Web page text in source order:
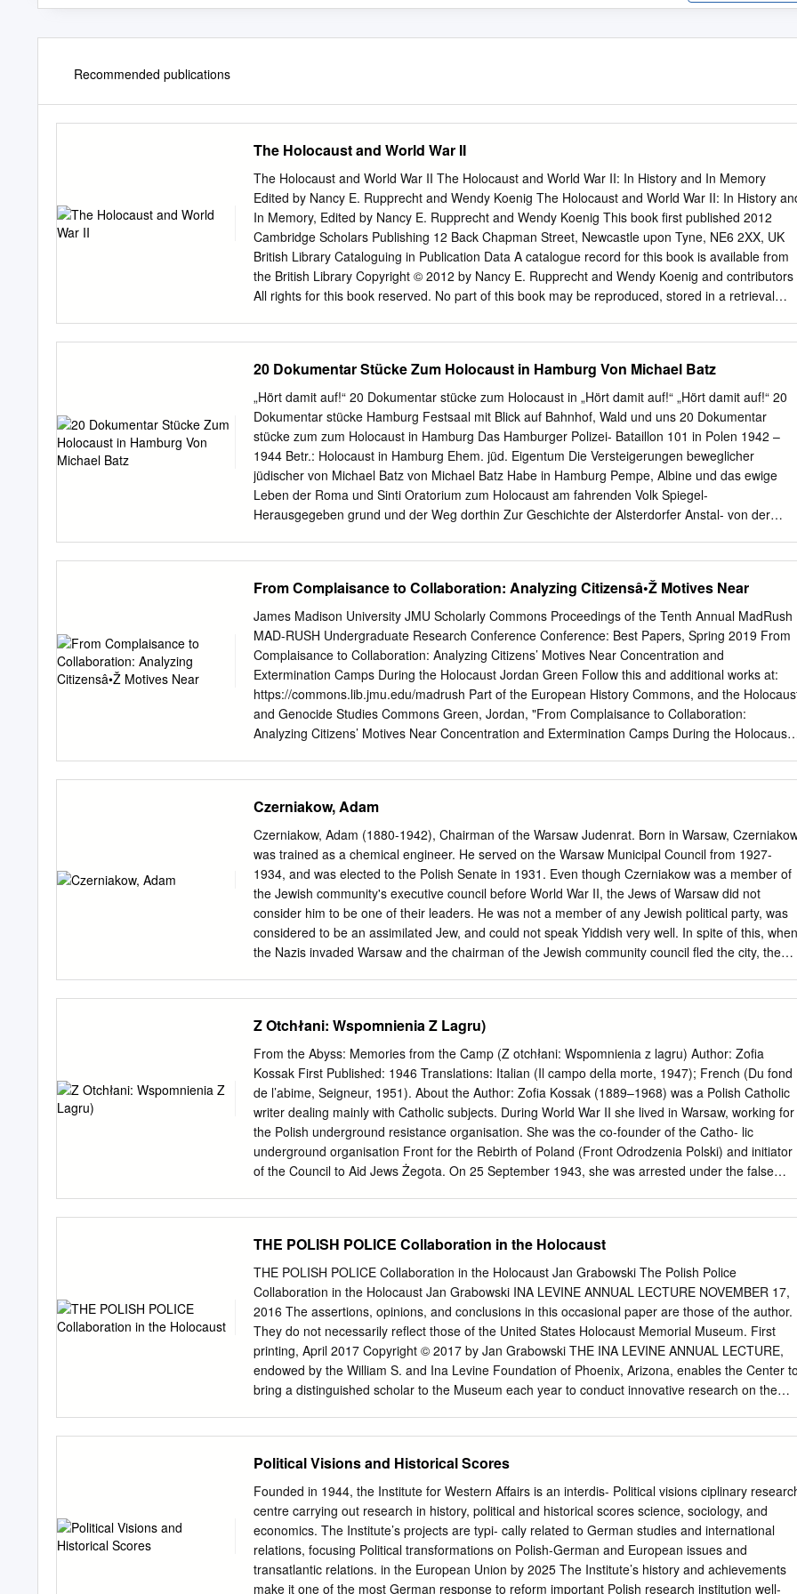
Recommended publications
The Holocaust and World War II
The Holocaust and World War II The Holocaust and World War II: In History and In Memory
Edited by Nancy E. Rupprecht and Wendy Koenig The Holocaust and World War II: In History
In Memory, Edited by Nancy E. Rupprecht and Wendy Koenig This book first published 2012
Cambridge Scholars Publishing 12 Back Chapman Street, Newcastle upon Tyne, NE6 2XX, UK
British Library Cataloguing in Publication Data A catalogue record for this book is available from
the British Library Copyright © 2012 by Nancy E. Rupprecht and Wendy Koenig and contributors
All rights for this book reserved. No part of this book may be reproduced, stored in a retrieval
One................................................................................................. 2 Introduction Nancy E.
Rupprecht and Wendy Koenig Part II: Brief Histories Chapter
Two.............................................................................................. 14 World War II: A Brief History
Gerhard L. Weinberg Chapter Three............................................................................................
43 The Holocaust: A Brief History Nancy E. Rupprecht Part III: History As It Was Lived Chapter
Four.............................................................................................. 76 Roosevelt,
20 Dokumentar Stücke Zum Holocaust in Hamburg Von Michael Batz
„Hört damit auf!“ 20 Dokumentar stücke zum Holocaust in „Hört damit auf!“ „Hört damit auf!“ 20
Dokumentar stücke Hamburg Festsaal mit Blick auf Bahnhof, Wald und uns 20 Dokumentar
stücke zum zum Holocaust in Hamburg Das Hamburger Polizei- Bataillon 101 in Polen 1942 –
1944 Betr.: Holocaust in Hamburg Ehem. jüd. Eigentum Die Versteigerungen beweglicher
jüdischer von Michael Batz von Michael Batz Habe in Hamburg Pempe, Albine und das ewige
Leben der Roma und Sinti Oratorium zum Holocaust am fahrenden Volk Spiegel-
Herausgegeben grund und der Weg dorthin Zur Geschichte der Alsterdorfer Anstal- von der
Deportationsbahnhofes am Lohseplatz Hamburg Hongkew Die Emigration Hamburger Juden
nach Shanghai Es sollte eigentlich ein Musik-Abend sein Die Kulturabende der jüdischen
Hausgemeinschaft Bornstraße 16 Bitte nicht wecken Suizide Hamburger Juden am Vorabend
Deporta- tionen Nach Riga Deportation und Ermordung Hamburger Juden nach und in Lettland
39 Tage Curiohaus Der Prozess der britischen Militärregierung gegen die ehemalige
des KZ Neuengam- me 18. März bis 3. Mai 1946 im Curiohaus Hamburg Sonderbehand- lung
nach Abschluss der Akte Die Unterdrückung sogenannter „Ost“- und „Fremdarbeiter“ durch die
Hamburger Gestapo Plötzlicher Herztod durch Erschießen NS-Wehrmachtjustiz und
From Complaisance to Collaboration: Analyzing Citizensâ•Ž Motives Near
James Madison University JMU Scholarly Commons Proceedings of the Tenth Annual MadRush
MAD-RUSH Undergraduate Research Conference Conference: Best Papers, Spring 2019 From
Complaisance to Collaboration: Analyzing Citizens’ Motives Near Concentration and
Extermination Camps During the Holocaust Jordan Green Follow this and additional works at:
https://commons.lib.jmu.edu/madrush Part of the European History Commons, and the
and Genocide Studies Commons Green, Jordan, "From Complaisance to Collaboration:
Analyzing Citizens’ Motives Near Concentration and Extermination Camps During the Holocaust"
for inclusion in MAD-RUSH Undergraduate Research Conference by an authorized administrator
of JMU Scholarly Commons. For more information, please contactdc_admin@jmu.edu. From
Complaisance to Collaboration: Analyzing Citizens’ Motives Near Concentration and
Extermination Camps During the Holocaust Jordan Green History 395 James Madison University
Spring 2018 Dr. Michael J. Galgano The Holocaust has raised difficult questions since its end in
April 1945 including how could such an atrocity happen and how could ordinary people carry out
a policy of extermination against a whole race? To answer these puzzling questions, most
historians look inside the Nazi Party to discern the Holocaust’s inner-workings: official decrees
Through research, the local inhabitants’ knowledge of a nearby concentration camp,
extermination camp or mass shooting site and its purpose was evident and widespread.
Czerniakow, Adam
Czerniakow, Adam (1880-1942), Chairman of the Warsaw Judenrat. Born in Warsaw,
was trained as a chemical engineer. He served on the Warsaw Municipal Council from 1927-
1934, and was elected to the Polish Senate in 1931. Even though Czerniakow was a member of
the Jewish community's executive council before World War II, the Jews of Warsaw did not
consider him to be one of their leaders. He was not a member of any Jewish political party, was
considered to be an assimilated Jew, and could not speak Yiddish very well. In spite of this, when
the Nazis invaded Warsaw and the chairman of the Jewish community council fled the city, the
but he refused to shirk his leadership duties and criticized those who did. The Warsaw Ghetto
was established in October 1940. At this point, the Judenrat, led by Czerniakow, took on many
new municipal-like responsibilities, including food, work, sanitation, housing, culture, and health
services for the inhabitants of the ghetto. The Judenrat grew to encompass 25 different
departments and 6,000 employees—more than 11 times the number of workers in Warsaw's
Jewish Council before the war. Czerniakow was strenuously criticized by Warsaw's underground
resistance for what they saw as collaboration with the Nazis. However, Czerniakow's policy of
trying to work within the system was his attempt at saving lives.
Z Otchłani: Wspomnienia Z Lagru)
From the Abyss: Memories from the Camp (Z otchłani: Wspomnienia z lagru) Author: Zofia
Kossak First Published: 1946 Translations: Italian (Il campo della morte, 1947); French (Du fond
de l’abime, Seigneur, 1951). About the Author: Zofia Kossak (1889–1968) was a Polish Catholic
writer dealing mainly with Catholic subjects. During World War II she lived in Warsaw, working for
the Polish underground resistance organisation. She was the co-founder of the Catho- lic
underground organisation Front for the Rebirth of Poland (Front Odrodzenia Polski) and initiator
of the Council to Aid Jews Żegota. On 25 September 1943, she was arrested under the false
leaders of the underground re- sistance. Kossak lived in England after the war, returning to
Poland in 1957. In 1985 she was awarded the honorary title “Righteous Among the Nations” for
her involve- ment in Żegota. Further Important Publications: W piekle (In Hell, 1942; journalism);
Wigilia na Pawia- ku (Christmas Eve in Pawiak, 1946; nonfiction); Konspiracja w konspiracji
(Conspiracy in the Conspiracy, 1950; nonfiction); Naglące wołanie (Urgent Call, 1953; personal
nar- rative). Content and Interpretation From the Abyss presents the author’s accounts of her
seven-month imprisonment in the women’s concentration camp Auschwitz-Birkenau, written in
the impersonal form. Presenting the story from the perspective of a Catholic, Kossak frames the
THE POLISH POLICE Collaboration in the Holocaust
THE POLISH POLICE Collaboration in the Holocaust Jan Grabowski The Polish Police
Collaboration in the Holocaust Jan Grabowski INA LEVINE ANNUAL LECTURE NOVEMBER 17,
2016 The assertions, opinions, and conclusions in this occasional paper are those of the author.
They do not necessarily reflect those of the United States Holocaust Memorial Museum. First
printing, April 2017 Copyright © 2017 by Jan Grabowski THE INA LEVINE ANNUAL LECTURE,
endowed by the William S. and Ina Levine Foundation of Phoenix, Arizona, enables the Center
bring a distinguished scholar to the Museum each year to conduct innovative research on the
codes” (błędne kody pamięci), or expressions that “falsify the role of Poland during World War II”
and that are to be reported to the nearest Polish diplomat for further action. Sadly—and not by
chance—the list elaborated by the enterprising humanists at the Polish Foreign Ministry includes
for the most part expressions linked to the Holocaust. On the long list of these “wrong memory
codes,” which they aspire to expunge from historical narrative, one finds, among others: “Polish
genocide,” “Polish war crimes,” “Polish mass murders,” “Polish internment camps,” “Polish work
camps,” and—most important for the purposes of this text—“Polish participation in the
Political Visions and Historical Scores
Founded in 1944, the Institute for Western Affairs is an interdis- Political visions ciplinary
centre carrying out research in history, political and historical scores science, sociology, and
economics. The Institute’s projects are typi- cally related to German studies and international
relations, focusing Political transformations on Polish-German and European issues and
transatlantic relations. in the European Union by 2025 The Institute’s history and achievements
make it one of the most German response to reform important Polish research institution well-